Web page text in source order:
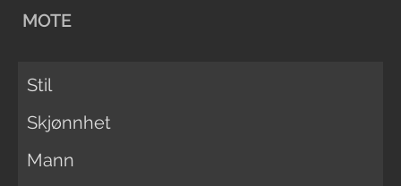
MOTE
Stil
Skjønnhet
Mann